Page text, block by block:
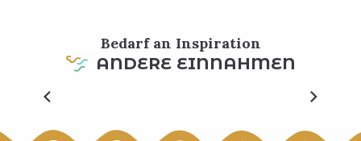
Bedarf an Inspiration
ANDERE EINNAHMEN